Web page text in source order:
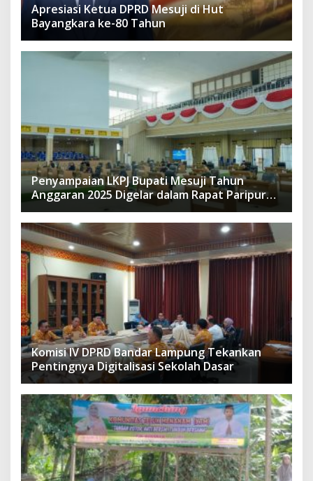
Apresiasi Ketua DPRD Mesuji di Hut
Bayangkara ke-80 Tahun
Penyampaian LKPJ Bupati Mesuji Tahun
Anggaran 2025 Digelar dalam Rapat Paripurna
DPRD
Komisi IV DPRD Bandar Lampung Tekankan
Pentingnya Digitalisasi Sekolah Dasar